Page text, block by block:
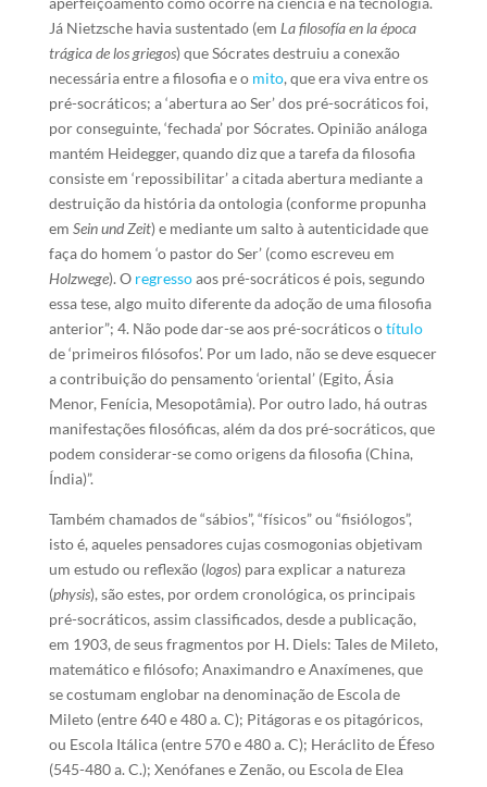
Já Nietzsche havia sustentado (em La filosofía en la época
trágica de los griegos) que Sócrates destruiu a conexão
necessária entre a filosofia e o mito, que era viva entre os
pré-socráticos; a ‘abertura ao Ser’ dos pré-socráticos foi,
por conseguinte, ‘fechada’ por Sócrates. Opinião análoga
mantém Heidegger, quando diz que a tarefa da filosofia
consiste em ‘repossibilitar’ a citada abertura mediante a
destruição da história da ontologia (conforme propunha
em Sein und Zeit) e mediante um salto à autenticidade que
faça do homem ‘o pastor do Ser’ (como escreveu em
Holzwege). O regressoaos pré-socráticos é pois, segundo
essa tese, algo muito diferente da adoção de uma filosofia
anterior”; 4. Não pode dar-se aos pré-socráticos otítulo
de ‘primeiros filósofos’. Por um lado, não se deve esquecer
a contribuição do pensamento ‘oriental’ (Egito, Ásia
Menor, Fenícia, Mesopotâmia). Por outro lado, há outras
manifestações filosóficas, além da dos pré-socráticos, que
podem considerar-se como origens da filosofia (China,
Índia)”.
Também chamados de “sábios”, “físicos” ou “fisiólogos”,
isto é, aqueles pensadores cujas cosmogonias objetivam
um estudo ou reflexão (logos) para explicar a natureza
(physis), são estes, por ordem cronológica, os principais
pré-socráticos, assim classificados, desde a publicação,
em 1903, de seus fragmentos por H. Diels: Tales de Mileto,
matemático e filósofo; Anaximandro e Anaxímenes, que
se costumam englobar na denominação de Escola de
Mileto (entre 640 e 480 a. C); Pitágoras e os pitagóricos,
ou Escola Itálica (entre 570 e 480 a. C); Heráclito de Éfeso
(545-480 a. C.); Xenófanes e Zenão, ou Escola de Elea